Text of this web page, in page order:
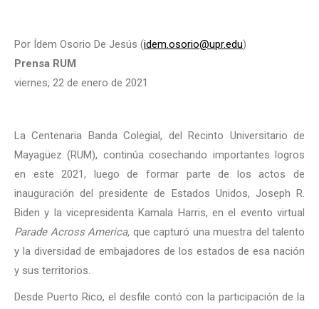
Por Ídem Osorio De Jesús (idem.osorio@upr.edu)
Prensa RUM
viernes, 22 de enero de 2021
La Centenaria Banda Colegial, del Recinto Universitario de
Mayagüez (RUM), continúa cosechando importantes logros
en este 2021, luego de formar parte de los actos de
inauguración del presidente de Estados Unidos, Joseph R.
Biden y la vicepresidenta Kamala Harris, en el evento virtual
Parade Across America, que capturó una muestra del talento
y la diversidad de embajadores de los estados de esa nación
y sus territorios.
Desde Puerto Rico, el desfile contó con la participación de la